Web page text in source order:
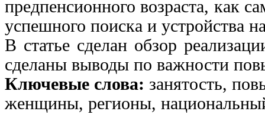
предпенсионного возраста, как
успешного поиска и устройства
В статье сделан обзор
сделаны выводы по важности
Ключевые слова: занятость,
женщины, регионы,